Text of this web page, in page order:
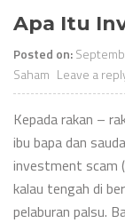
Apa Itu
Posted on:
Saham Leave a
Kepada rakan –
ibu bapa dan
investment scam
kalau tengah di
pelaburan palsu.